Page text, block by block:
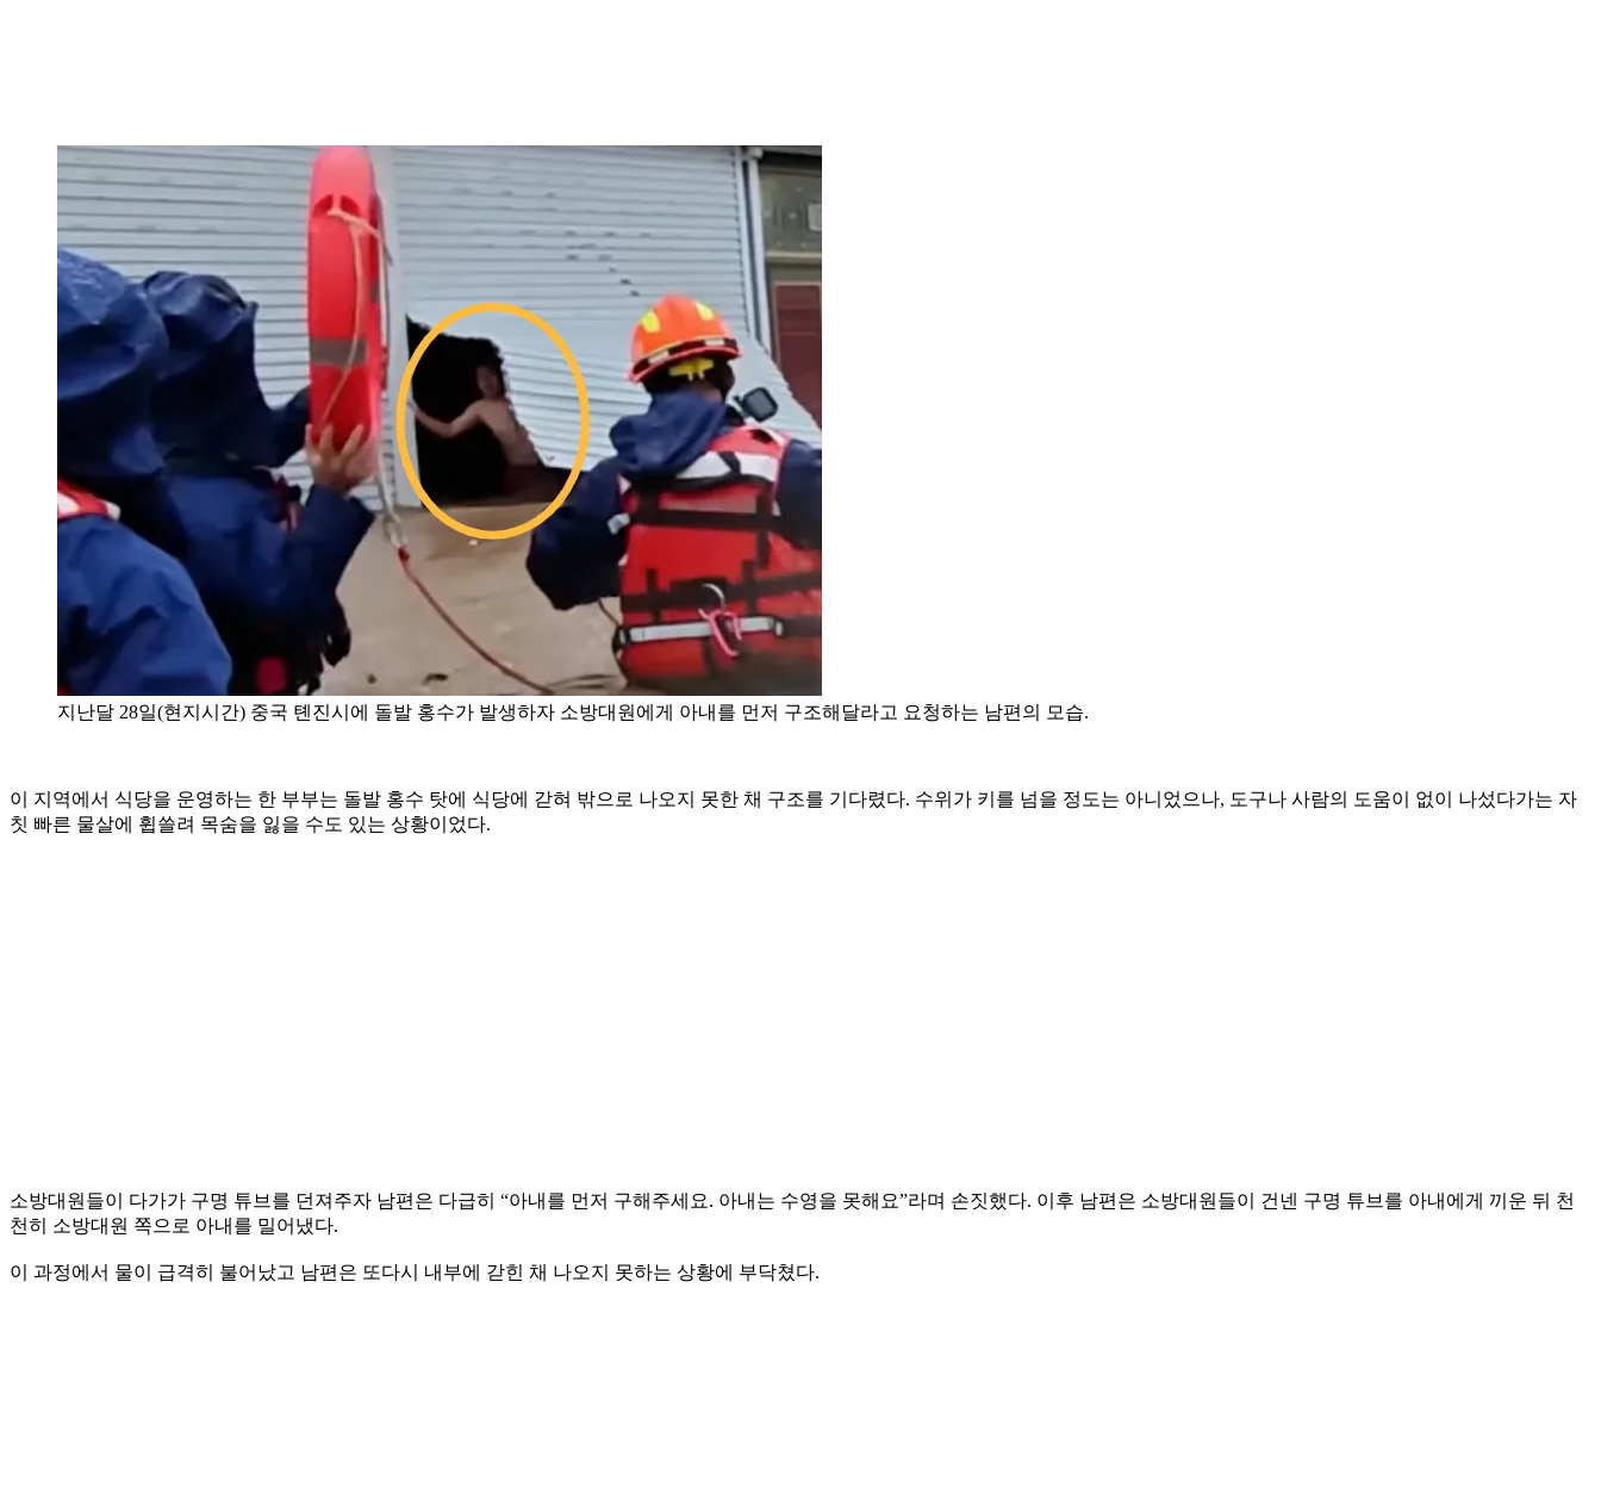
지난달 28일(현지시간) 중국 톈진시에 돌발 홍수가 발생하자 소방대원에게 아내를 먼저 구조해달라고 요청하는 남편의 모습.
이 지역에서 식당을 운영하는 한 부부는 돌발 홍수 탓에 식당에 갇혀 밖으로 나오지 못한 채 구조를 기다렸다. 수위가 키를 넘을 정도는 아니었으나, 도구나 사람의 도움이 없이 나섰다가는 자
칫 빠른 물살에 휩쓸려 목숨을 잃을 수도 있는 상황이었다.
소방대원들이 다가가 구명 튜브를 던져주자 남편은 다급히 “아내를 먼저 구해주세요. 아내는 수영을 못해요”라며 손짓했다. 이후 남편은 소방대원들이 건넨 구명 튜브를 아내에게 끼운 뒤 천
천히 소방대원 쪽으로 아내를 밀어냈다.
이 과정에서 물이 급격히 불어났고 남편은 또다시 내부에 갇힌 채 나오지 못하는 상황에 부닥쳤다.